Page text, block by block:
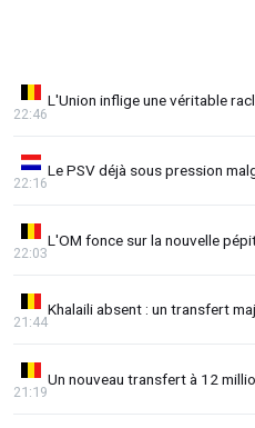
L'Union inflige une véritable
22:46
Le PSV déjà sous pression
22:16
L'OM fonce sur la nouvelle
22:03
Khalaili absent : un transfert
21:44
Un nouveau transfert à 12
21:19